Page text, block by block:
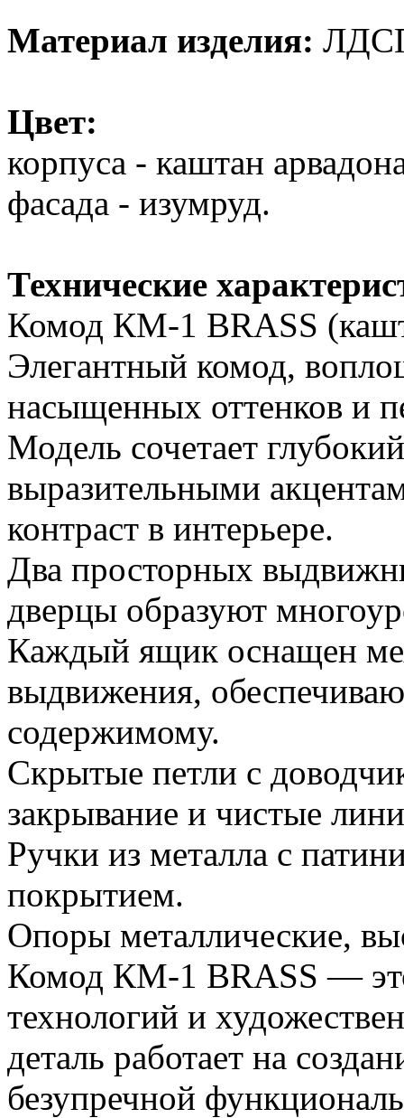
Материал изделия:
Цвет:
корпуса - каштан
фасада - изумруд.
Технические
Комод КМ-1 BRASS
Элегантный комод,
насыщенных оттенков и
Модель сочетает
выразительными
контраст в интерьере.
Два просторных
дверцы образуют
Каждый ящик оснащен
выдвижения,
содержимому.
Скрытые петли с
закрывание и чистые
Ручки из металла с
покрытием.
Опоры металлические,
Комод КМ-1 BRASS —
технологий и
деталь работает на
безупречной